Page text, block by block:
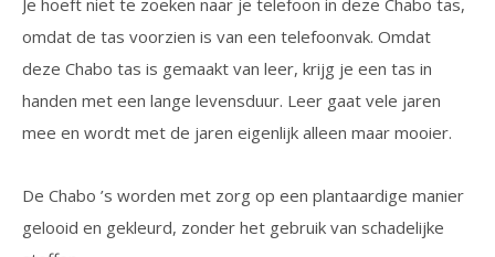
Je hoeft niet te zoeken naar je telefoon in deze Chabo tas,
omdat de tas voorzien is van een telefoonvak. Omdat
deze Chabo tas is gemaakt van leer, krijg je een tas in
handen met een lange levensduur. Leer gaat vele jaren
mee en wordt met de jaren eigenlijk alleen maar mooier.
De Chabo ’s worden met zorg op een plantaardige manier
gelooid en gekleurd, zonder het gebruik van schadelijke